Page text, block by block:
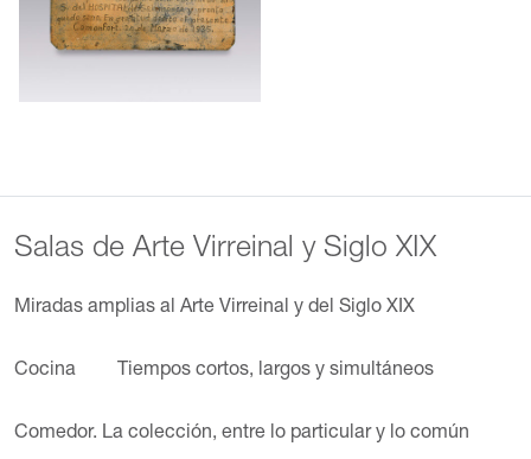
Salas de Arte Virreinal y Siglo XIX
Miradas amplias al Arte Virreinal y del Siglo XIX
Cocina Tiempos cortos, largos y simultáneos
Comedor. La colección, entre lo particular y lo común